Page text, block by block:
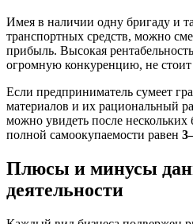
Имея в наличии одну бригаду и
транспортных средств, можно
прибыль. Высокая
огромную конкуренцию, не стоит
Если предприниматель сумеет
материалов и их рациональный
можно увидеть после нескольких
полной самоокупаемости равен
Плюсы и минусы
деятельности